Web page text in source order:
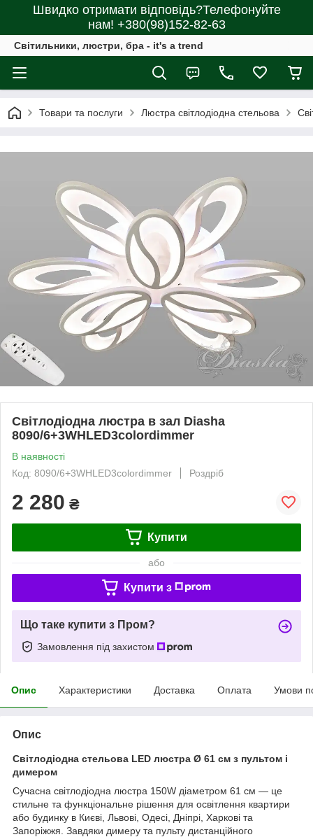
Швидко отримати відповідь?Телефонуйте
нам! +380(98)152-82-63
Світильники, люстри, бра - it's a trend
Товари та послуги Люстра світлодіодна стельова
Світлодіодна люстра в зал Diasha
8090/6+3WHLED3colordimmer
В наявності
Код: 8090/6+3WHLED3colordimmer
Роздріб
2 280 ₴
Купити
або
Купити з
Що таке купити з Пром?
Замовлення під захистом
Опис Характеристики Доставка Оплата Умови
Опис
Світлодіодна стельова LED люстра Ø 61 см з пультом і
димером
Сучасна світлодіодна люстра 150W діаметром 61 см — це
стильне та функціональне рішення для освітлення квартири
або будинку в Києві, Львові, Одесі, Дніпрі, Харкові та
Запоріжжя. Завдяки димеру та пульту дистанційного